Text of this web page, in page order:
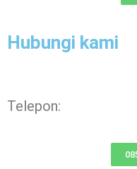
Hubungi kami
Telepon: